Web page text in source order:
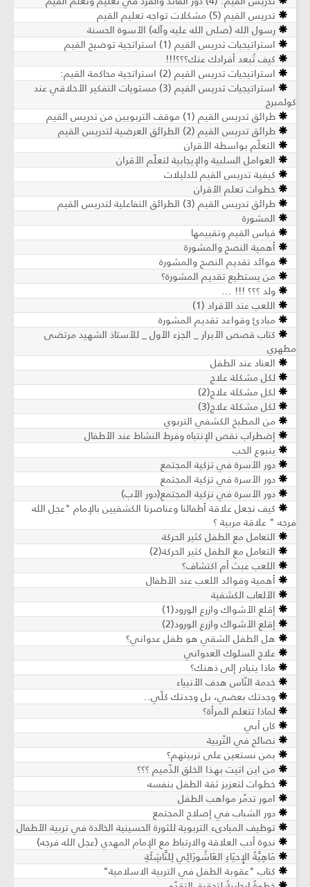
تدريس القيم (5) مشكلات تواجه تعليم القيم
رسول الله (صلى الله عليه وآله) الأسوة الحسنة
استراتيجيات تدريس القيم (1) استراتجية توضيح القيم
كيف تُبعد أفرادك عنك؟؟؟!!!
استراتيجيات تدريس القيم (2) استراتجية محاكمة القيم:
استراتيجيات تدريس القيم (3) مستويات التفكير الأخلاقي عند
كولمبرج
طرائق تدريس القيم (1) موقف التربويين من تدريس القيم
طرائق تدريس القيم (2) الطرائق العرضية لتدريس القيم
التعلّم بواسطة الأقران
العوامل السلبية والإيجابية لتعلّم الأقران
كيفية تدريس القيم للدليلات
خطوات تعلم الأقران
طرائق تدريس القيم (3) الطرائق التفاعلية لتدريس القيم
المشورة
قياس القيم وتقييمها
أهمية النصح والمشورة
فوائد تقديم النصح والمشورة
من يستطيع تقديم المشورة؟
ولد ؟؟؟ !!! ...
اللعب عند الأفراد (1)
مبادئ وقواعد تقديم المشورة
كتاب قصص الأبرار _ الجزء الأول _ للأستاذ الشهيد مرتضى
مطهري
العناد عند الطفل
لكل مشكلة علاج
لكل مشكلة علاج(2)
لكل مشكلة علاج(3)
من المطبخ الكشفي التربوي
إضطراب نقص الإنتباه وفرط النشاط عند الأطفال
ينبوع الحب
دور الأسرة في تزكية المجتمع
دور الأسرة في تزكية المجتمع
دور الأسرة في نزكية المجتمع(دور الأب)
كيف نجعل علاقة أطفالنا وعناصرنا الكشفيين بالإمام "عجل الله
فرجه " علاقة مربية ؟
التعامل مع الطفل كثير الحركة
التعامل مع الطفل كثير الحركة(2)
اللعب عبث أم اكتشاف؟
أهمية وفوائد اللعب عند الأطفال
الألعاب الكشفية
إقلع الأشواك وازرع الورود(1)
إقلع الأشواك وازرع الورود(2)
هل الطفل الشقي هو طفل عدواني؟
علاج السلوك العدواني
ماذا يتبادر إلى ذهنك؟
خدمة النّاس هدف الأنبياء
وجدتك بعضي، بل وجدتك كلّي..
لماذا تتعلم المرأة؟
كان أبي
نصائح في التّربية
بمن نستعين على تربيتهم؟
من اين اتيت بهذا الخلق الذّميم ؟؟؟
خطوات لتعزيز ثقة الطفل بنفسه
امور تدمّر مواهب الطفل
دور الشباب في إصلاح المجتمع
توظيف المبادىء التربوية للثورة الحسينية الخالدة في تربية الأطفال
ندوة أدب العلاقة والارتباط مع الإمام المهدي (عجل الله فرجه)
مَاهِيَّةُ الإِحيَاءِ العَاشُورَائِي لِلنَّاشِئَةِ
كتاب "عقوبة الطفل في التربية الاسلامية"